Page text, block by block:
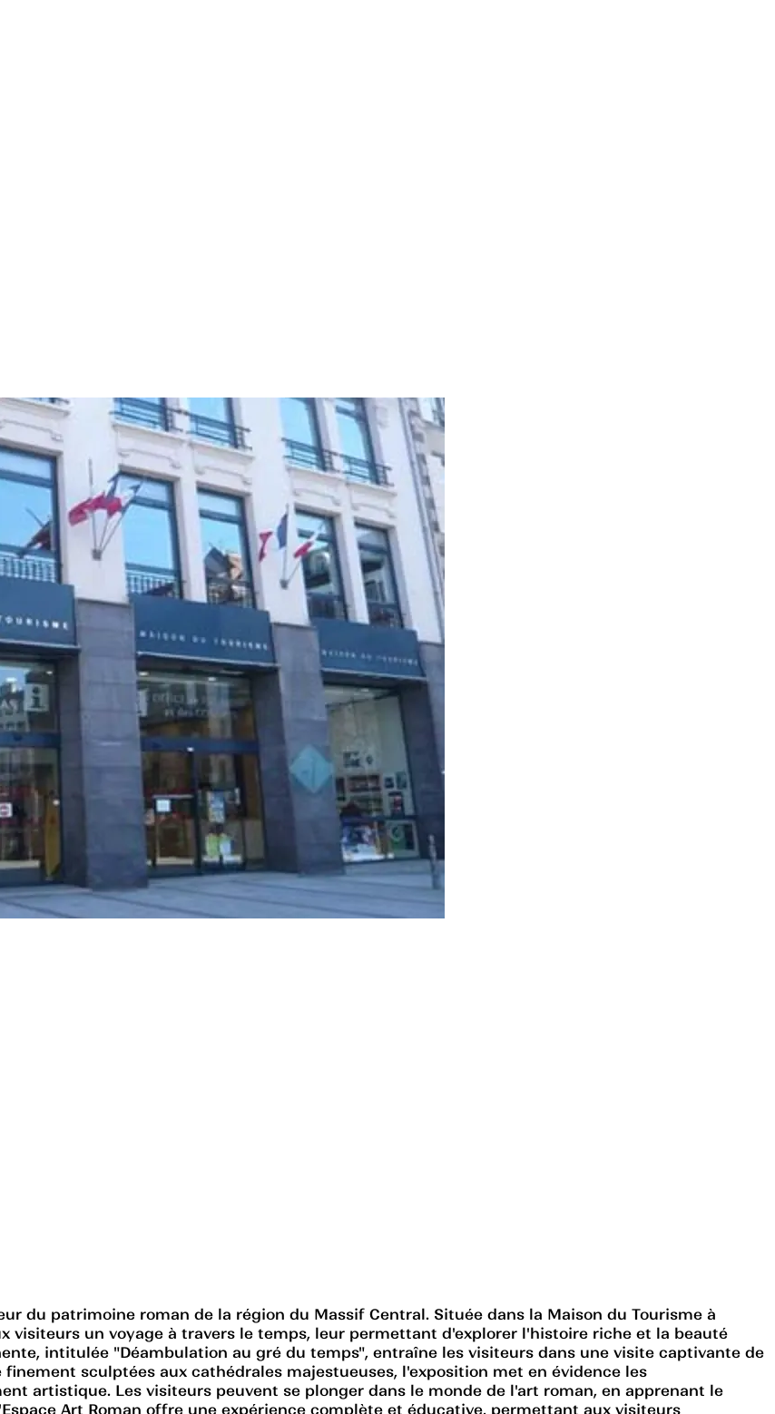
du patrimoine roman de la région du Massif Central. Située dans la Maison du Tourisme à
visiteurs un voyage à travers le temps, leur permettant d'explorer l'histoire riche et la beauté
intitulée "Déambulation au gré du temps", entraîne les visiteurs dans une visite captivante de
sculptées aux cathédrales majestueuses, l'exposition met en évidence les
artistique. Les visiteurs peuvent se plonger dans le monde de l'art roman, en apprenant le
Art Roman offre une expérience complète et éducative, permettant aux visiteurs